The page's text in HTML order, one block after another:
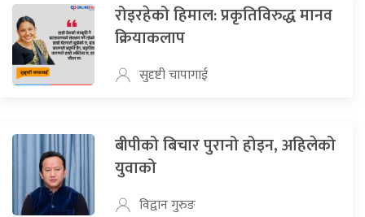
रोइरहेको हिमाल: प्रकृतिविरुद्ध मानव
क्रियाकलाप
सुदृष्टी चापागाई
बीपीको बिचार पुरानो होइन, अहिलेको
युवाको
विद्वान गुरुङ